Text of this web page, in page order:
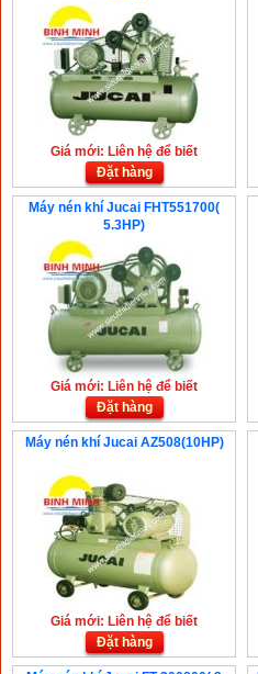
Giá mới: Liên hệ để biết
Đặt hàng
Máy nén khí Jucai FHT551700(
5.3HP)
Giá mới: Liên hệ để biết
Đặt hàng
Máy nén khí Jucai AZ508(10HP)
Giá mới: Liên hệ để biết
Đặt hàng